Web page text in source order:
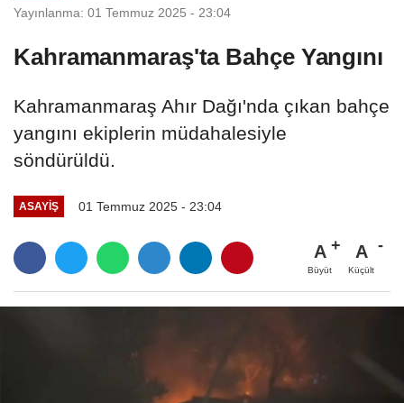
Yayınlanma: 01 Temmuz 2025 - 23:04
Kahramanmaraş'ta Bahçe Yangını
Kahramanmaraş Ahır Dağı'nda çıkan bahçe
yangını ekiplerin müdahalesiyle
söndürüldü.
ASAYİŞ 01 Temmuz 2025 - 23:04
A
Büyüt
A
Küçült